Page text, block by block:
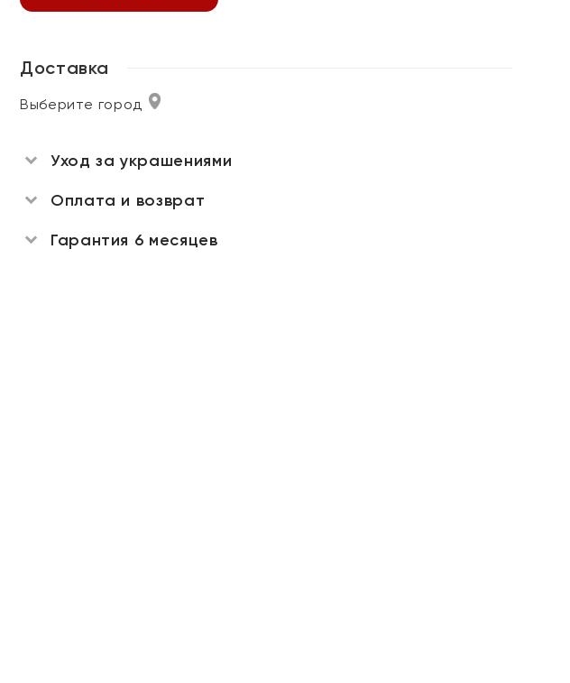
Доставка
Выберите город
Уход за украшениями
Оплата и возврат
Гарантия 6 месяцев